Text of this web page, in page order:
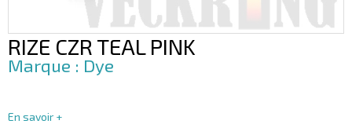
RIZE CZR TEAL PINK
Dye
En savoir +